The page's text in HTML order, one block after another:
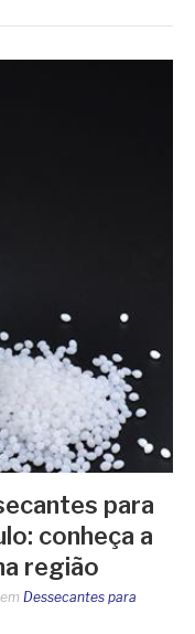
para
conheça a
região
em Dessecantes para